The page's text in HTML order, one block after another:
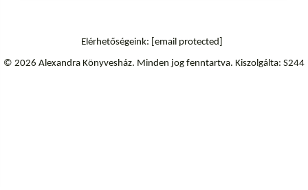
Elérhetőségeink: [email protected]
© 2026 Alexandra Könyvesház. Minden jog fenntartva. Kiszolgálta: S244